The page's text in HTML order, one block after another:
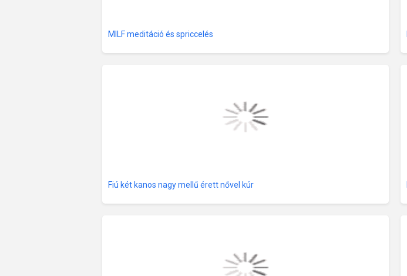
MILF meditáció és spriccelés
Fiú két kanos nagy mellű érett nővel kúr